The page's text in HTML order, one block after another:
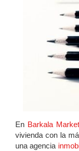
En Barkala
vivienda con la
una agencia